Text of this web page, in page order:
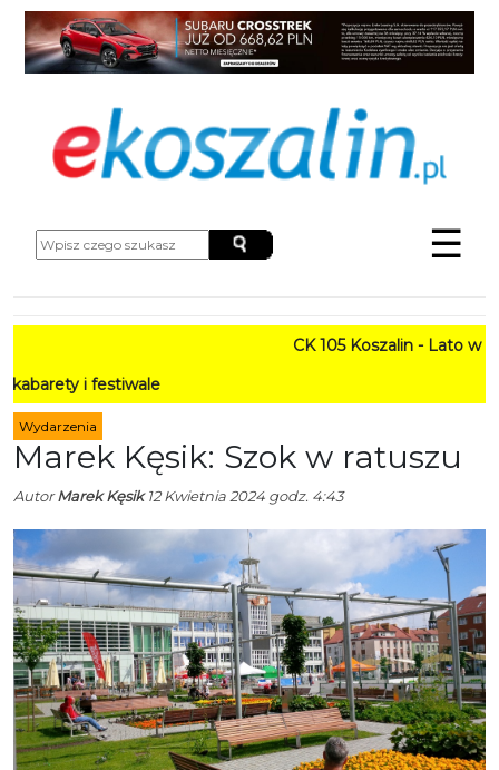
☰
CK 105 Koszalin - Lato w Mieście
festiwale
Wydarzenia
Marek Kęsik: Szok w ratuszu
AutorMarek Kęsik12 Kwietnia 2024 godz. 4:43